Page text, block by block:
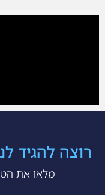
רוצה להגיד
מלאו את